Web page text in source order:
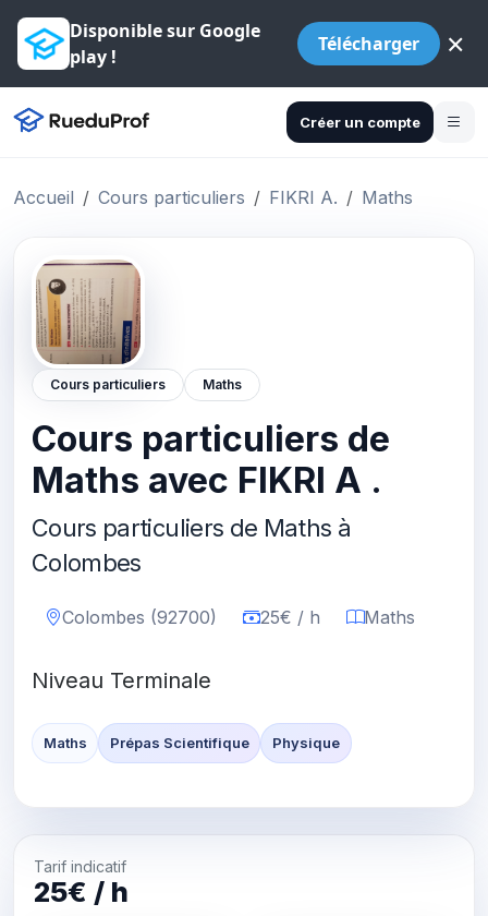
Disponible sur Google
play !
Télécharger ×
Créer un compte
Accueil Cours particuliers FIKRI A. Maths
Cours particuliers Maths
Cours particuliers de
Maths avec FIKRI A .
Cours particuliers de Maths à
Colombes
Colombes (92700) 25€ / h Maths
Niveau Terminale
Maths Prépas Scientifique Physique
Tarif indicatif
25€ / h